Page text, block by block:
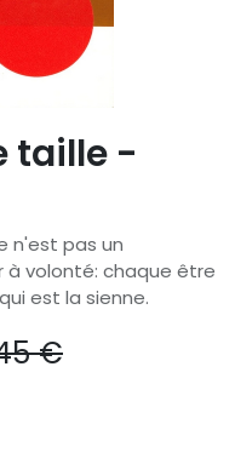
taille -
n'est pas un
à volonté: chaque être
est la sienne.
€